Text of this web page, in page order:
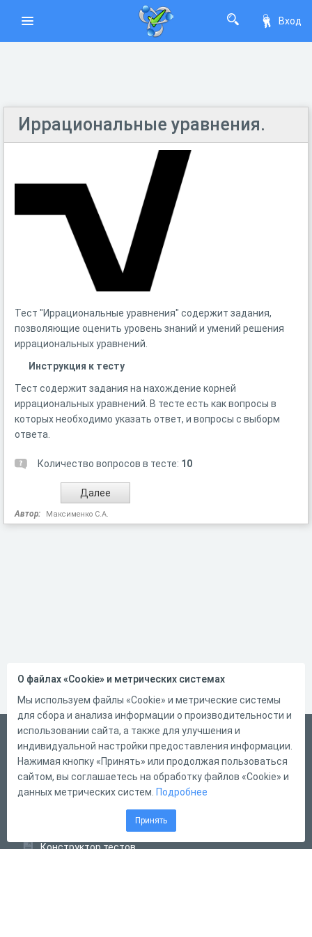
Вход
Иррациональные уравнения.
Тест "Иррациональные уравнения" содержит задания,
позволяющие оценить уровень знаний и умений решения
иррациональных уравнений.
Инструкция к тесту
Тест содержит задания на нахождение корней
иррациональных уравнений. В тесте есть как вопросы в
которых необходимо указать ответ, и вопросы с выборм
ответа.
Количество вопросов в тесте: 10
Автор: Максименко С.А.
Русский
Справка
Форма обратной связи
Конструктор тестов
О файлах «Cookie» и метрических системах
Мы используем файлы «Cookie» и метрические системы
для сбора и анализа информации о производительности и
использовании сайта, а также для улучшения и
индивидуальной настройки предоставления информации.
Нажимая кнопку «Принять» или продолжая пользоваться
сайтом, вы соглашаетесь на обработку файлов «Cookie» и
данных метрических систем. Подробнее
Принять